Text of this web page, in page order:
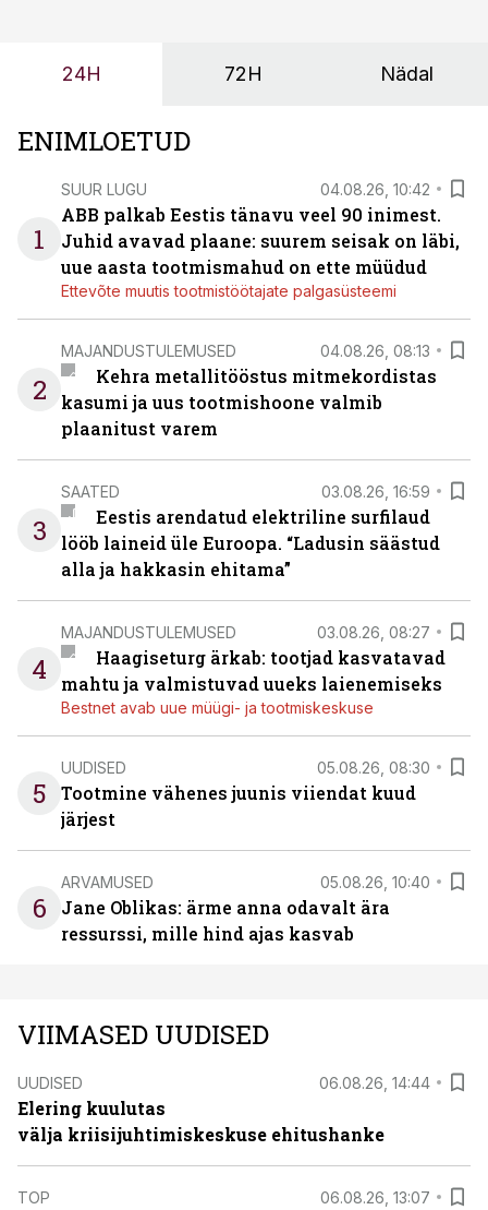
OÜ tegevjuht Sander Mitendorf.
24H 72H Nädal
ENIMLOETUD
1
SUUR LUGU 04.08.26, 10:42
ABB palkab Eestis tänavu veel 90 inimest.
Juhid avavad plaane: suurem seisak on läbi,
uue aasta tootmismahud on ette müüdud
Ettevõte muutis tootmistöötajate palgasüsteemi
2
MAJANDUSTULEMUSED 04.08.26, 08:13
Kehra metallitööstus mitmekordistas
kasumi ja uus tootmishoone valmib
plaanitust varem
3
SAATED 03.08.26, 16:59
Eestis arendatud elektriline surfilaud
lööb laineid üle Euroopa. “Ladusin säästud
alla ja hakkasin ehitama”
4
MAJANDUSTULEMUSED 03.08.26, 08:27
Haagiseturg ärkab: tootjad kasvatavad
mahtu ja valmistuvad uueks laienemiseks
Bestnet avab uue müügi- ja tootmiskeskuse
5
UUDISED 05.08.26, 08:30
Tootmine vähenes juunis viiendat kuud
järjest
6
ARVAMUSED 05.08.26, 10:40
Jane Oblikas: ärme anna odavalt ära
ressurssi, mille hind ajas kasvab
VIIMASED UUDISED
UUDISED 06.08.26, 14:44
Elering kuulutas
välja kriisijuhtimiskeskuse ehitushanke
TOP 06.08.26, 13:07